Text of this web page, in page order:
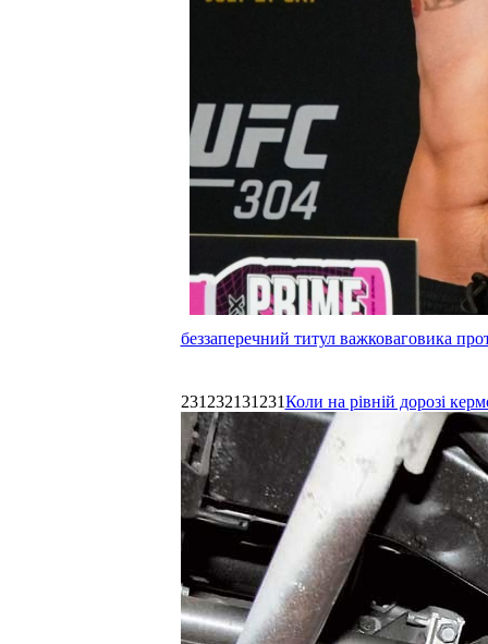
беззаперечний титул важковаговика
231232131231Коли на рівній дорозі